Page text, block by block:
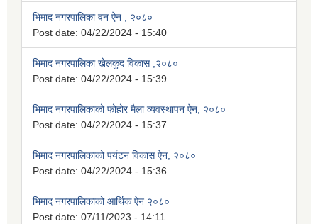
भिमाद नगरपालिका वन ऐन , २०८०
Post date: 04/22/2024 - 15:40
भिमाद नगरपालिका खेलकुद विकास ,२०८०
Post date: 04/22/2024 - 15:39
भिमाद नगरपालिकाको फोहोर मैला व्यवस्थापन ऐन, २०८०
Post date: 04/22/2024 - 15:37
भिमाद नगरपालिकाको पर्यटन विकास ऐन, २०८०
Post date: 04/22/2024 - 15:36
भिमाद नगरपालिकाको आर्थिक ऐन २०८०
Post date: 07/11/2023 - 14:11